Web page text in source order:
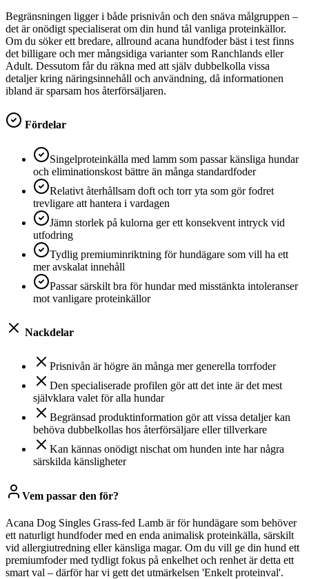
Begränsningen ligger i både prisnivån och den snäva målgruppen –
det är onödigt specialiserat om din hund tål vanliga proteinkällor.
Om du söker ett bredare, allround acana hundfoder bäst i test finns
det billigare och mer mångsidiga varianter som Ranchlands eller
Adult. Dessutom får du räkna med att själv dubbelkolla vissa
detaljer kring näringsinnehåll och användning, då informationen
ibland är sparsam hos återförsäljaren.
Fördelar
Singelproteinkälla med lamm som passar känsliga hundar
och eliminationskost bättre än många standardfoder
Relativt återhållsam doft och torr yta som gör fodret
trevligare att hantera i vardagen
Jämn storlek på kulorna ger ett konsekvent intryck vid
utfodring
Tydlig premiuminriktning för hundägare som vill ha ett
mer avskalat innehåll
Passar särskilt bra för hundar med misstänkta intoleranser
mot vanligare proteinkällor
Nackdelar
Prisnivån är högre än många mer generella torrfoder
Den specialiserade profilen gör att det inte är det mest
självklara valet för alla hundar
Begränsad produktinformation gör att vissa detaljer kan
behöva dubbelkollas hos återförsäljare eller tillverkare
Kan kännas onödigt nischat om hunden inte har några
särskilda känsligheter
Vem passar den för?
Acana Dog Singles Grass-fed Lamb är för hundägare som behöver
ett naturligt hundfoder med en enda animalisk proteinkälla, särskilt
vid allergiutredning eller känsliga magar. Om du vill ge din hund ett
premiumfoder med tydligt fokus på enkelhet och renhet är detta ett
smart val – därför har vi gett det utmärkelsen 'Enkelt proteinval'.